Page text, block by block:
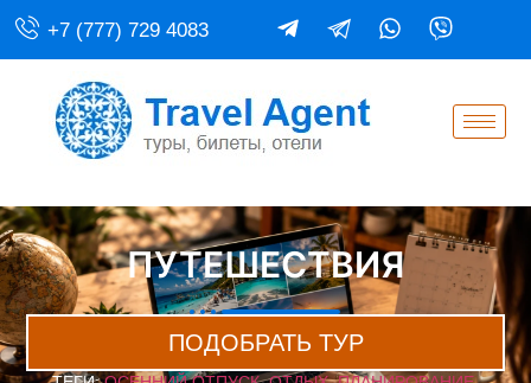
+7 (777) 729 4083
ПУТЕШЕСТВИЯ
ПОДОБРАТЬ ТУР